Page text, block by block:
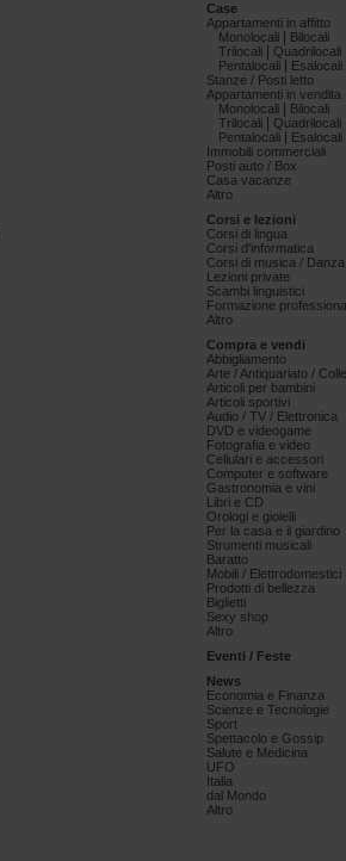
Case
Appartamenti in affitto
Monolocali
Bilocali
Trilocali
Quadrilocali
Pentalocali
Esalocali
Stanze / Posti letto
Appartamenti in vendita
Monolocali
Bilocali
Trilocali
Quadrilocali
Pentalocali
Esalocali
Immobili commerciali
Posti auto / Box
Casa vacanze
Altro
Corsi e lezioni
Corsi di lingua
Corsi d'informatica
Corsi di musica /
Lezioni private
Scambi linguistici
Formazione
Altro
Compra e vendi
Abbigliamento
Arte / Antiquariato /
Articoli per bambini
Articoli sportivi
Audio / TV / Elettronica
DVD e videogame
Fotografia e video
Cellulari e accessori
Computer e software
Gastronomia e vini
Libri e CD
Orologi e gioielli
Per la casa e il giardino
Strumenti musicali
Baratto
Mobili / Elettrodomestici
Prodotti di bellezza
Biglietti
Sexy shop
Altro
Eventi / Feste
News
Economia e Finanza
Scienze e Tecnologie
Sport
Spettacolo e Gossip
Salute e Medicina
UFO
Italia
dal Mondo
Altro